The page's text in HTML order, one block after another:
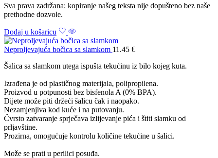
Sva prava zadržana: kopiranje našeg teksta nije dopušteno bez naše
prethodne dozvole.
Dodaj u košaricu
Neproljevajuća bočica sa slamkom 11.45 €
Šalica sa slamkom utega ispušta tekućinu iz bilo kojeg kuta.
Izrađena je od plastičnog materijala, polipropilena.
Proizvod u potpunosti bez bisfenola A (0% BPA).
Dijete može piti držeći šalicu čak i naopako.
Nezamjenjiva kod kuće i na putovanju.
Čvrsto zatvaranje sprječava izlijevanje pića i štiti slamku od
prljavštine.
Prozirna, omogućuje kontrolu količine tekućine u šalici.
Može se prati u perilici posuđa.